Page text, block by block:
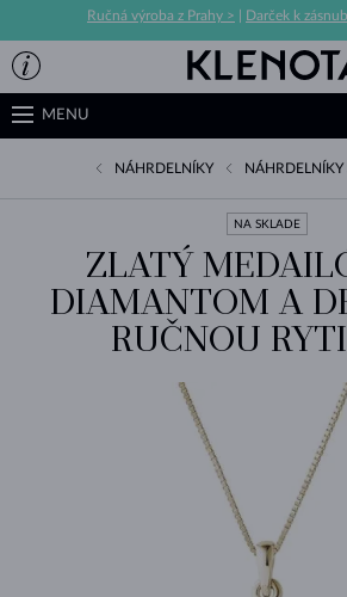
Ručná výroba z Prahy > Darček k
MENU
NÁHRDELNÍKY NÁHRDELNÍKY
NA SKLADE
ZLATÝ
DIAMANTOM A
RUČNOU